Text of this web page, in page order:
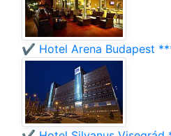
✔️ Hotel Arena Budapest